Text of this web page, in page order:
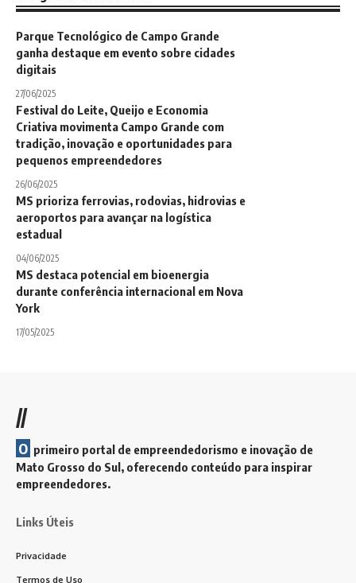
Parque Tecnológico de Campo Grande
ganha destaque em evento sobre cidades
digitais
27/06/2025
Festival do Leite, Queijo e Economia
Criativa movimenta Campo Grande com
tradição, inovação e oportunidades para
pequenos empreendedores
26/06/2025
MS prioriza ferrovias, rodovias, hidrovias e
aeroportos para avançar na logística
estadual
04/06/2025
MS destaca potencial em bioenergia
durante conferência internacional em Nova
York
17/05/2025
//
O primeiro portal de empreendedorismo e inovação de
Mato Grosso do Sul, oferecendo conteúdo para inspirar
empreendedores.
Links Úteis
Privacidade
Termos de Uso